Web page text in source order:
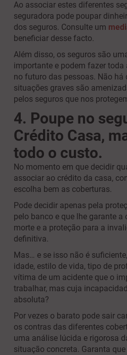
Ao associar estes diferentes
seguradora pode poupar
dos seguros. Consulte um
beneficiar desse facto.
Além disso, os seguros são
importante e podem fazer toda
no futuro das pessoas. Não há
situações graves são
pelos seguros que nos
4. Poupe no
Crédito Casa,
todo o custo.
No momento em que decidir
associar ao crédito da casa,
escolha bem as coberturas.
Pode decidir apenas pela
pelo banco e que lhe garante a
morte e a proteção para a
definitiva.
Mas… e se isso não é
idade, estilo de vida, tipo de
vítima de um acidente que o
trabalhar, mas cuja
absoluta?
Por vezes o barato pode sair
os contras das diferentes
uma análise lúcida e rigorosa
situação concreta. Garanta